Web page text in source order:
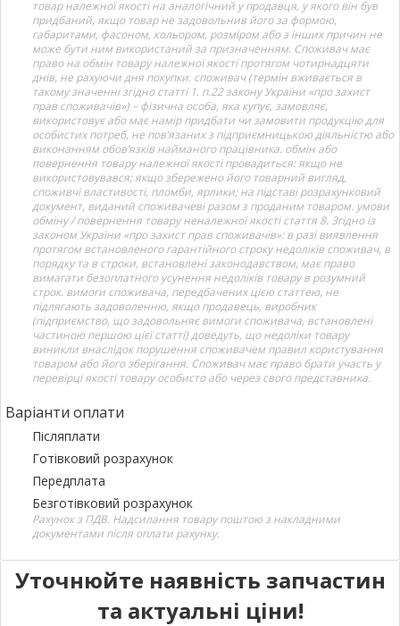
товар належної якості на аналогічний у продавця, у якого він був
придбаний, якщо товар не задовольнив його за формою,
габаритами, фасоном, кольором, розміром або з інших причин не
може бути ним використаний за призначенням. Споживач має
право на обмін товару належної якості протягом чотирнадцяти
днів, не рахуючи дня покупки. споживач (термін вживається в
такому значенні згідно статті 1. п.22 закону України «про захист
прав споживачів») – фізична особа, яка купує, замовляє,
використовує або має намір придбати чи замовити продукцію для
особистих потреб, не пов’язаних з підприємницькою діяльністю або
виконанням обов’язків найманого працівника. обмін або
повернення товару належної якості провадиться: якщо не
використовувався; якщо збережено його товарний вигляд,
споживчі властивості, пломби, ярлики; на підставі розрахунковий
документ, виданий споживачеві разом з проданим товаром. умови
обміну / повернення товару неналежної якості стаття 8. Згідно із
законом України «про захист прав споживачів»: в разі виявлення
протягом встановленого гарантійного строку недоліків споживач, в
порядку та в строки, встановлені законодавством, має право
вимагати безоплатного усунення недоліків товару в розумний
строк. вимоги споживача, передбачених цією статтею, не
підлягають задоволенню, якщо продавець, виробник
(підприємство, що задовольняє вимоги споживача, встановлені
частиною першою цієї статті) доведуть, що недоліки товару
виникли внаслідок порушення споживачем правил користування
товаром або його зберігання. Споживач має право брати участь у
перевірці якості товару особисто або через свого представника.
Варіанти оплати
Післяплати
Готівковий розрахунок
Передплата
Безготівковий розрахунок
Рахунок з ПДВ. Надсилання товару поштою з накладними
документами після оплати рахунку.
Уточнюйте наявність запчастин
та актуальні ціни!